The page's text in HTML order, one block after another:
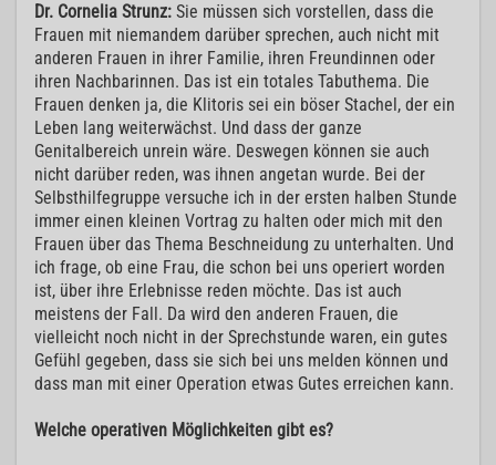
Dr. Cornelia Strunz: Sie müssen sich vorstellen, dass die
Frauen mit niemandem darüber sprechen, auch nicht mit
anderen Frauen in ihrer Familie, ihren Freundinnen oder
ihren Nachbarinnen. Das ist ein totales Tabuthema. Die
Frauen denken ja, die Klitoris sei ein böser Stachel, der ein
Leben lang weiterwächst. Und dass der ganze
Genitalbereich unrein wäre. Deswegen können sie auch
nicht darüber reden, was ihnen angetan wurde. Bei der
Selbsthilfegruppe versuche ich in der ersten halben Stunde
immer einen kleinen Vortrag zu halten oder mich mit den
Frauen über das Thema Beschneidung zu unterhalten. Und
ich frage, ob eine Frau, die schon bei uns operiert worden
ist, über ihre Erlebnisse reden möchte. Das ist auch
meistens der Fall. Da wird den anderen Frauen, die
vielleicht noch nicht in der Sprechstunde waren, ein gutes
Gefühl gegeben, dass sie sich bei uns melden können und
dass man mit einer Operation etwas Gutes erreichen kann.
Welche operativen Möglichkeiten gibt es?